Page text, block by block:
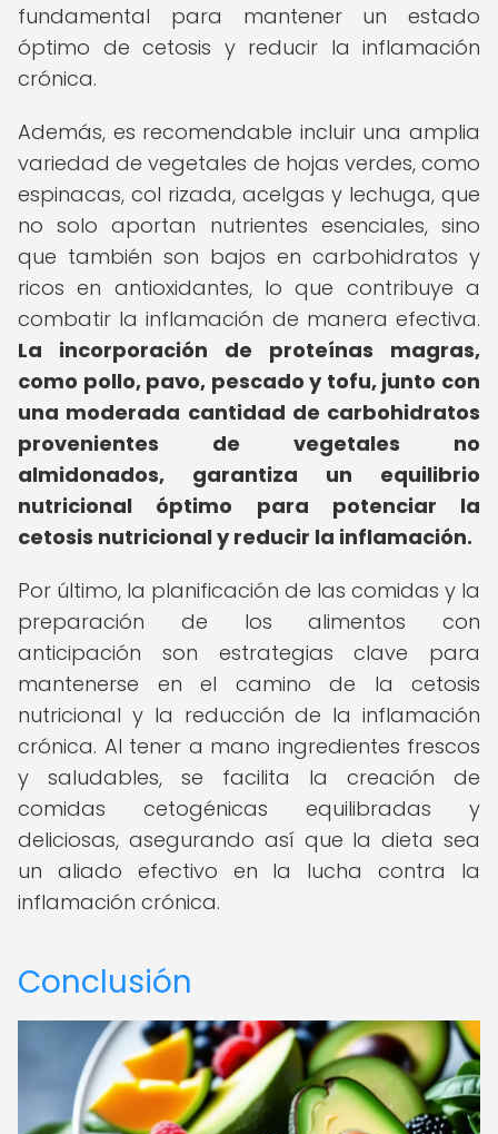
fundamental para mantener un estado
óptimo de cetosis y reducir la inflamación
crónica.
Además, es recomendable incluir una amplia
variedad de vegetales de hojas verdes, como
espinacas, col rizada, acelgas y lechuga, que
no solo aportan nutrientes esenciales, sino
que también son bajos en carbohidratos y
ricos en antioxidantes, lo que contribuye a
combatir la inflamación de manera efectiva.
La incorporación de proteínas magras,
como pollo, pavo, pescado y tofu, junto con
una moderada cantidad de carbohidratos
provenientes de vegetales no
almidonados, garantiza un equilibrio
nutricional óptimo para potenciar la
cetosis nutricional y reducir la inflamación.
Por último, la planificación de las comidas y la
preparación de los alimentos con
anticipación son estrategias clave para
mantenerse en el camino de la cetosis
nutricional y la reducción de la inflamación
crónica. Al tener a mano ingredientes frescos
y saludables, se facilita la creación de
comidas cetogénicas equilibradas y
deliciosas, asegurando así que la dieta sea
un aliado efectivo en la lucha contra la
inflamación crónica.
Conclusión